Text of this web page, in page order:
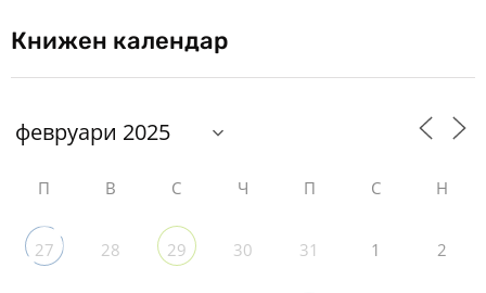
Книжен календар
П В С Ч П С Н
27 28 29 30 31 1 2